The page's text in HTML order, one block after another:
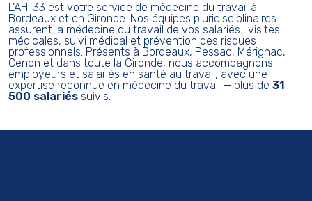
L'AHI 33 est votre service de médecine du travail à
Bordeaux et en Gironde. Nos équipes pluridisciplinaires
assurent la médecine du travail de vos salariés : visites
médicales, suivi médical et prévention des risques
professionnels. Présents à Bordeaux, Pessac, Mérignac,
Cenon et dans toute la Gironde, nous accompagnons
employeurs et salariés en santé au travail, avec une
expertise reconnue en médecine du travail — plus de 31
500 salariés suivis.